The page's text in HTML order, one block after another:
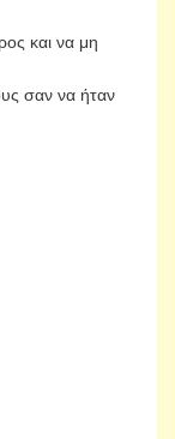
και να μη
σαν να ήταν